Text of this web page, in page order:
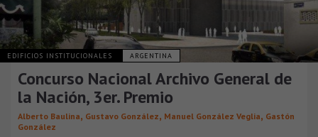
EDIFICIOS INSTITUCIONALES ARGENTINA
Concurso Nacional Archivo General de
la Nación, 3er. Premio
Alberto Baulina, Gustavo González, Manuel González Veglia, Gastón
González